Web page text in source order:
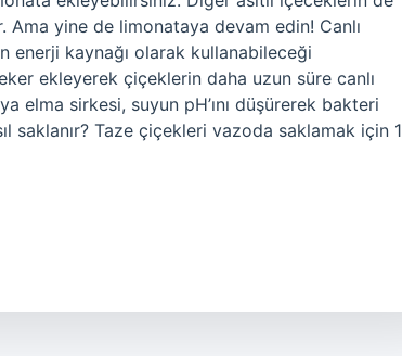
Ama yine de limonataya devam edin! Canlı
enerji kaynağı olarak kullanabileceği
ekleyerek çiçeklerin daha uzun süre canlı
elma sirkesi, suyun pH’ını düşürerek bakteri
saklanır? Taze çiçekleri vazoda saklamak için 1